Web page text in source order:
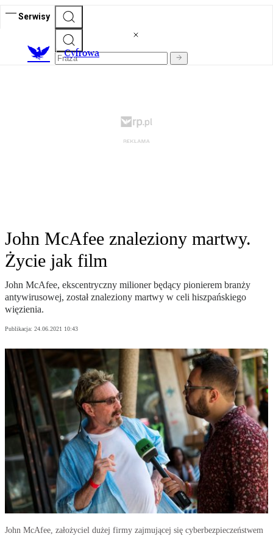
Serwisy
Cyfrowa
John McAfee znaleziony martwy.
Życie jak film
John McAfee, ekscentryczny milioner będący pionierem branży
antywirusowej, został znaleziony martwy w celi hiszpańskiego
więzienia.
Publikacja: 24.06.2021 10:43
John McAfee, założyciel dużej firmy zajmującej się cyberbezpieczeństwem